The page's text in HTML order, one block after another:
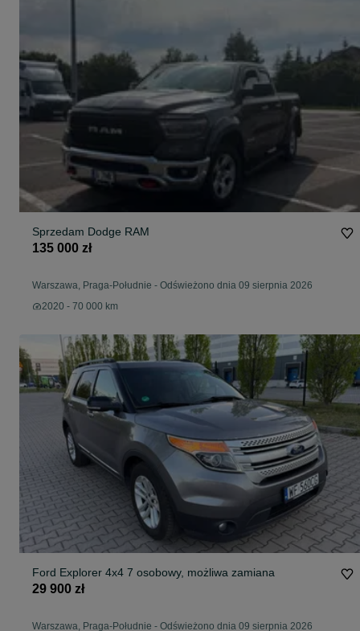
Sprzedam Dodge RAM
135 000 zł
Warszawa, Praga-Południe - Odświeżono dnia 09 sierpnia 2026
2020 - 70 000 km
Ford Explorer 4x4 7 osobowy, możliwa zamiana
29 900 zł
Warszawa, Praga-Południe - Odświeżono dnia 09 sierpnia 2026